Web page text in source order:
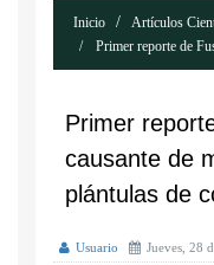
Inicio
Artículos
Primer reporte de
Primer
causante de
plántulas de
Usuario Jueves, 28